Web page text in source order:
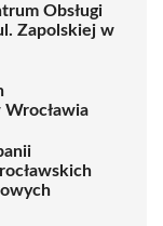
Obsługi
Zapolskiej w